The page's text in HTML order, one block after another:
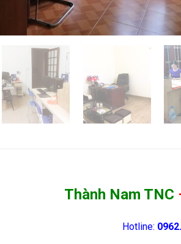
Thành Nam TNC
Hotline: